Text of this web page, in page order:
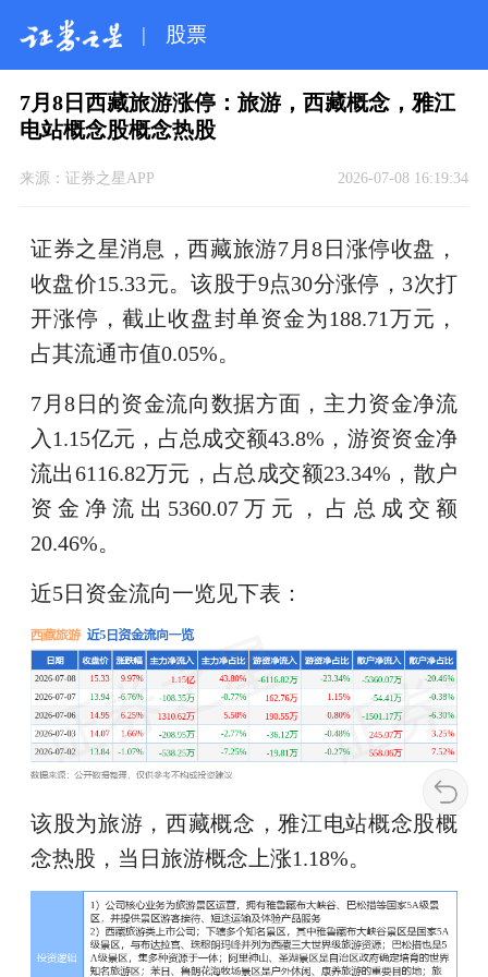
| 股票
7月8日西藏旅游涨停：旅游，西藏概念，雅江
电站概念股概念热股
来源： 证券之星APP 2026-07-08 16:19:34
证券之星消息，西藏旅游7月8日涨停收盘，
收盘价15.33元。该股于9点30分涨停，3次打
开涨停，截止收盘封单资金为188.71万元，
占其流通市值0.05%。
7月8日的资金流向数据方面，主力资金净流
入1.15亿元，占总成交额43.8%，游资资金净
流出6116.82万元，占总成交额23.34%，散户
资金净流出5360.07万元，占总成交额
20.46%。
近5日资金流向一览见下表：
该股为旅游，西藏概念，雅江电站概念股概
念热股，当日旅游概念上涨1.18%。